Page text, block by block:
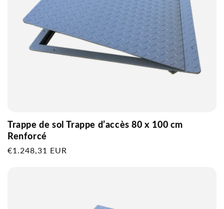
Trappe de sol Trappe d’accès 80 x 100 cm
Renforcé
Prix
€1.248,31 EUR